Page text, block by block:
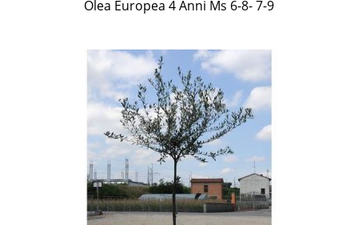
Olea Europea 4 Anni Ms 6-8- 7-9